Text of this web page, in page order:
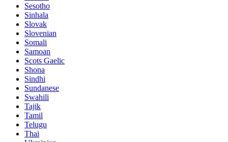
Sesotho
Sinhala
Slovak
Slovenian
Somali
Samoan
Scots Gaelic
Shona
Sindhi
Sundanese
Swahili
Tajik
Tamil
Telugu
Thai